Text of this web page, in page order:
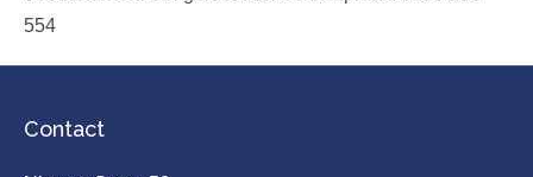
554
Contact